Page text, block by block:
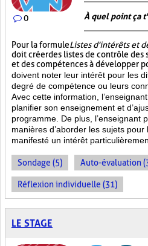
0 À quel point ça
Pour la formuleListes d'intérêts et
doit créer des listes de contrôle des
et des compétences à développer
doivent noter leur intérêt pour les
degré de compétence ou leurs
Avec cette information,
planifier son enseignement et
programme. De plus, l’enseignant
manières d’aborder les sujets
manifesté un intérêt
Sondage (5) Auto-évaluation
Réflexion individuelle (31)
LE STAGE